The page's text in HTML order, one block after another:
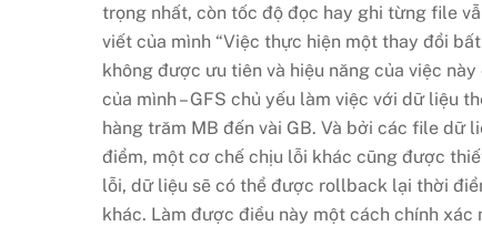
trọng nhất, còn tốc độ đọc hay ghi từng file
viết của mình “Việc thực hiện một thay đổi
không được ưu tiên và hiệu năng của việc
của mình – GFS chủ yếu làm việc với dữ liệu
hàng trăm MB đến vài GB. Và bởi các file dữ
điểm, một cơ chế chịu lỗi khác cũng được
lỗi, dữ liệu sẽ có thể được rollback lại thời
khác. Làm được điều này một cách chính